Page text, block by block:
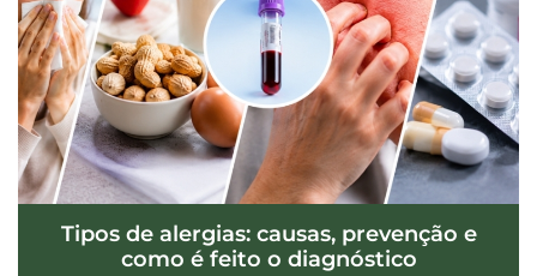
Tipos de alergias: causas, prevenção e
como é feito o diagnóstico